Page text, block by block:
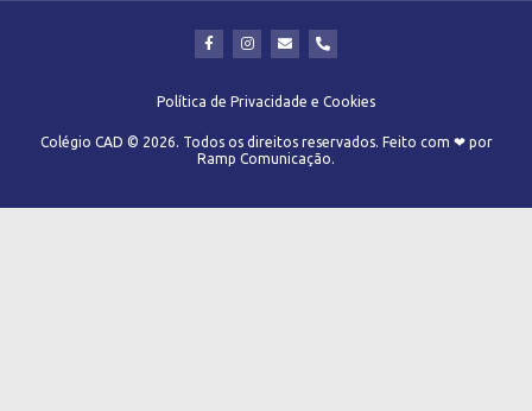
Política de Privacidade e Cookies
Colégio CAD © 2026. Todos os direitos reservados. Feito com ❤ por
Ramp Comunicação.